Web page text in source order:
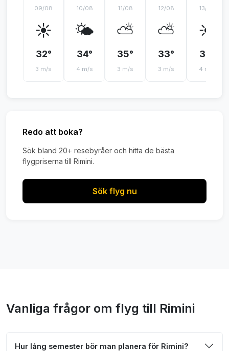
09/08
☀️
32°
3 m/s
10/08
🌤️
34°
4 m/s
11/08
⛅
35°
3 m/s
12/08
⛅
33°
3 m/s
13/08
☀️
32°
4 m/s
Redo att boka?
Sök bland 20+ resebyråer och hitta de bästa
flygpriserna till Rimini.
Sök flyg nu
Vanliga frågor om flyg till Rimini
Hur lång semester bör man planera för Rimini?